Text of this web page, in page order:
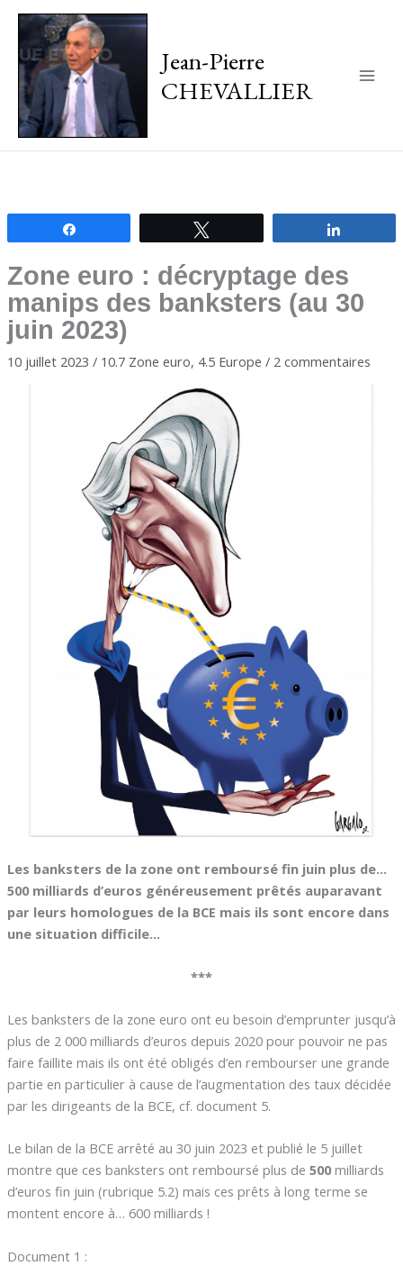
Jean-Pierre
CHEVALLIER
Zone euro : décryptage des
manips des banksters (au 30
juin 2023)
10 juillet 2023 / 10.7 Zone euro, 4.5 Europe / 2 commentaires
Les banksters de la zone ont remboursé fin juin plus de…
500 milliards d’euros généreusement prêtés auparavant
par leurs homologues de la BCE mais ils sont encore dans
une situation difficile…
***
Les banksters de la zone euro ont eu besoin d’emprunter jusqu’à
plus de 2 000 milliards d’euros depuis 2020 pour pouvoir ne pas
faire faillite mais ils ont été obligés d’en rembourser une grande
partie en particulier à cause de l’augmentation des taux décidée
par les dirigeants de la BCE, cf. document 5.
Le bilan de la BCE arrêté au 30 juin 2023 et publié le 5 juillet
montre que ces banksters ont remboursé plus de 500milliards
d’euros fin juin (rubrique 5.2) mais ces prêts à long terme se
montent encore à… 600 milliards !
Document 1 :